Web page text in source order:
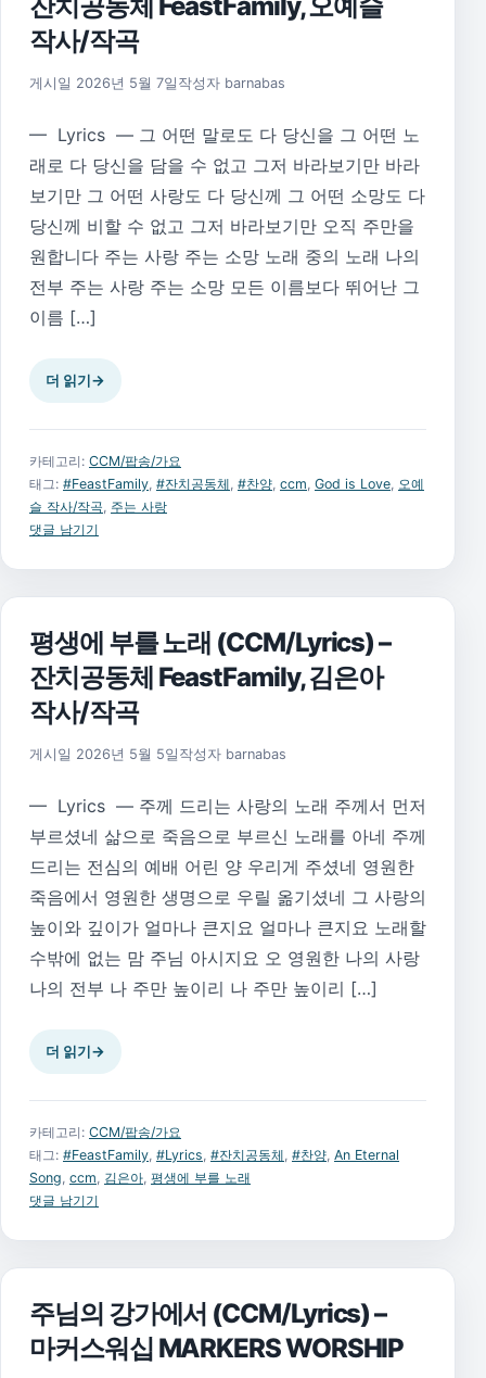
작사/작곡
게시일 2026년 5월 7일 작성자 barnabas
— Lyrics — 그 어떤 말로도 다 당신을 그 어떤 노
래로 다 당신을 담을 수 없고 그저 바라보기만 바라
보기만 그 어떤 사랑도 다 당신께 그 어떤 소망도 다
당신께 비할 수 없고 그저 바라보기만 오직 주만을
원합니다 주는 사랑 주는 소망 노래 중의 노래 나의
전부 주는 사랑 주는 소망 모든 이름보다 뛰어난 그
이름 […]
더 읽기→
카테고리: CCM/팝송/가요
태그: #FeastFamily, #잔치공동체, #찬양, ccm, God is Love, 오예
슬 작사/작곡, 주는 사랑
댓글 남기기
평생에 부를 노래 (CCM/Lyrics) –
잔치공동체 FeastFamily, 김은아
작사/작곡
게시일 2026년 5월 5일 작성자 barnabas
— Lyrics — 주께 드리는 사랑의 노래 주께서 먼저
부르셨네 삶으로 죽음으로 부르신 노래를 아네 주께
드리는 전심의 예배 어린 양 우리게 주셨네 영원한
죽음에서 영원한 생명으로 우릴 옮기셨네 그 사랑의
높이와 깊이가 얼마나 큰지요 얼마나 큰지요 노래할
수밖에 없는 맘 주님 아시지요 오 영원한 나의 사랑
나의 전부 나 주만 높이리 나 주만 높이리 […]
더 읽기→
카테고리: CCM/팝송/가요
태그: #FeastFamily, #Lyrics, #잔치공동체, #찬양, An Eternal
Song, ccm, 김은아, 평생에 부를 노래
댓글 남기기
주님의 강가에서 (CCM/Lyrics) –
마커스워십 MARKERS WORSHIP